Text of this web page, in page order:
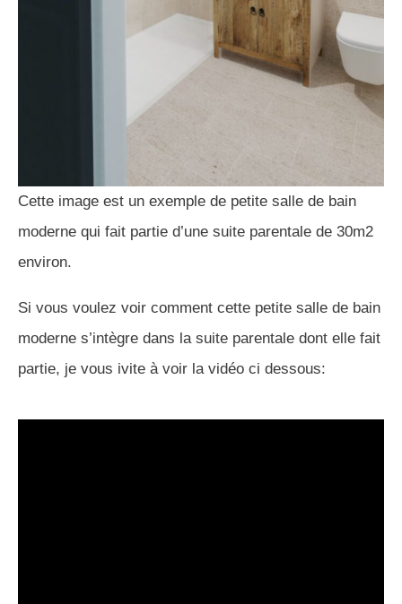
Cette image est un exemple de petite salle de bain
moderne qui fait partie d’une suite parentale de 30m2
environ.
Si vous voulez voir comment cette petite salle de bain
moderne s’intègre dans la suite parentale dont elle fait
partie, je vous ivite à voir la vidéo ci dessous: